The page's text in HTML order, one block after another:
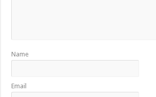
Name
Email